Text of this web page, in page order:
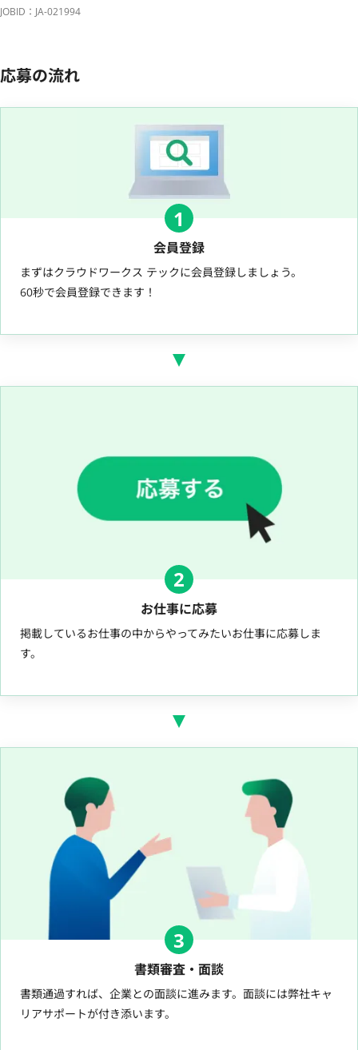
JOBID：JA-021994
応募の流れ
1
会員登録
まずはクラウドワークス テックに会員登録しましょう。
60秒で会員登録できます！
2
お仕事に応募
掲載しているお仕事の中からやってみたいお仕事に応募しま
す。
3
書類審査・面談
書類通過すれば、企業との面談に進みます。面談には弊社キャ
リアサポートが付き添います。